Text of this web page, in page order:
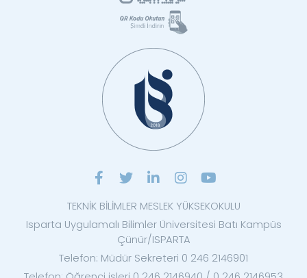
TEKNİK BİLİMLER MESLEK YÜKSEKOKULU
Isparta Uygulamalı Bilimler Üniversitesi Batı Kampüs
Çünür/ISPARTA
Telefon: Müdür Sekreteri 0 246 2146901